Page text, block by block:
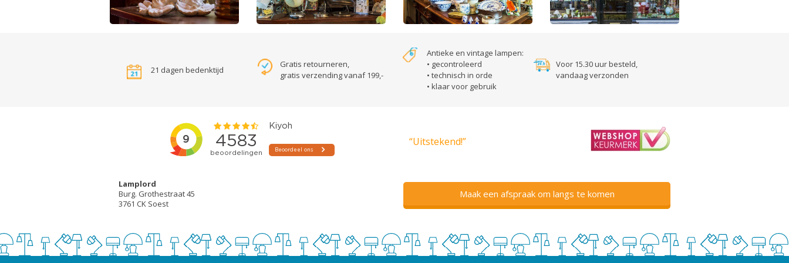
21 dagen bedenktijd
Gratis retourneren,
gratis verzending vanaf 199,-
Antieke en vintage lampen:
• gecontroleerd
• technisch in orde
• klaar voor gebruik
Voor 15.30 uur besteld,
vandaag verzonden
“Uitstekend!”
Lamplord
Burg. Grothestraat 45
3761 CK Soest
Maak een afspraak om langs te komen